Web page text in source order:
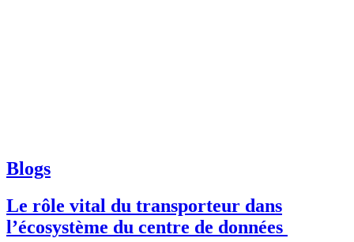
Blogs
Le rôle vital du transporteur dans
l’écosystème du centre de données